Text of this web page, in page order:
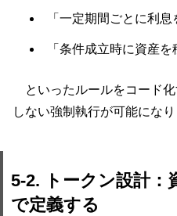
「一定期間ごとに利息
「条件成立時に資産を
といったルールをコード
しない強制執行が可能になり
5-2. トークン設計：
で定義する